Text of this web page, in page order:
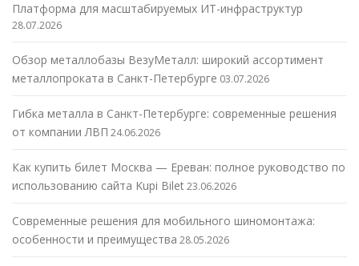
Платформа для масштабируемых ИТ-инфраструктур
28.07.2026
Обзор металлобазы ВезуМеталл: широкий ассортимент
металлопроката в Санкт-Петербурге 03.07.2026
Гибка металла в Санкт-Петербурге: современные решения
от компании ЛВП 24.06.2026
Как купить билет Москва — Ереван: полное руководство по
использованию сайта Kupi Bilet23.06.2026
Современные решения для мобильного шиномонтажа:
особенности и преимущества 28.05.2026